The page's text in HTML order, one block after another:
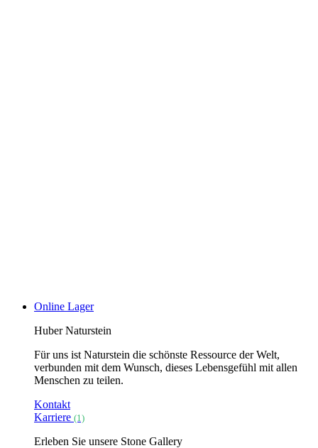
Online Lager
Huber Naturstein
Für uns ist Naturstein die schönste Ressource der Welt,
verbunden mit dem Wunsch, dieses Lebensgefühl mit allen
Menschen zu teilen.
Kontakt
Karriere (1)
Erleben Sie unsere Stone Gallery